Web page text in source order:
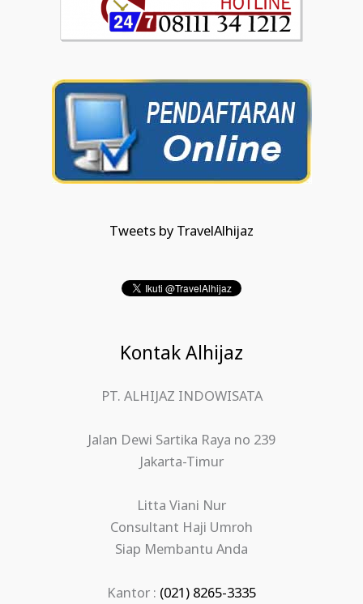
Tweets by TravelAlhijaz
Kontak Alhijaz
PT. ALHIJAZ INDOWISATA
Jalan Dewi Sartika Raya no 239
Jakarta-Timur
Litta Viani Nur
Consultant Haji Umroh
Siap Membantu Anda
Kantor : (021) 8265-3335